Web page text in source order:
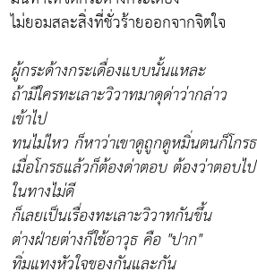
ไม่ยอมสละสิ่งที่ชั่วร้ายออกจากจิตใจ
ผู้กระด้างกระเดื่องแบบนั้นแหละ
ถ้ามีใครทะเลาะวิวาทมาดุด่าว่ากล่าว
เข้าไป
ทนไม่ไหว ก็หาว่าเขาดูถูกดูหมิ่นตนก็โกรธ
เมื่อโกรธแล้วก็ต้องด่าตอบ ต้องว่าตอบไป
ในทางไม่ดี
ก็เลยเป็นเรื่องทะเลาะวิวาทกันขึ้น
ต่างฝ่ายต่างก็ใช้อาวุธ คือ"ปาก"
ทิ่มแทงหัวใจของกันและกัน